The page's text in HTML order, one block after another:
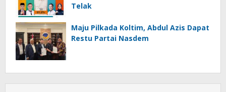
Telak
Maju Pilkada Koltim, Abdul Azis Dapat
Restu Partai Nasdem